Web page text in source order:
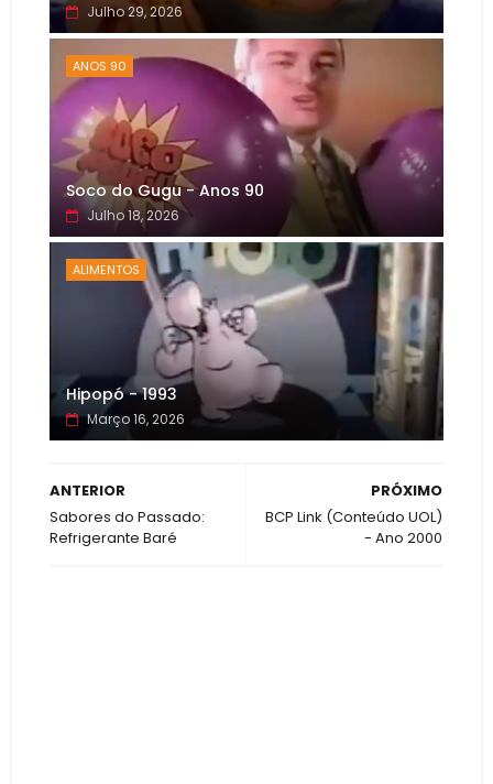
Julho 29, 2026
ANOS 90
Soco do Gugu - Anos 90
Julho 18, 2026
ALIMENTOS
Hipopó - 1993
Março 16, 2026
PRÓXIMO
BCP Link (Conteúdo UOL)
- Ano 2000
ANTERIOR
Sabores do Passado:
Refrigerante Baré